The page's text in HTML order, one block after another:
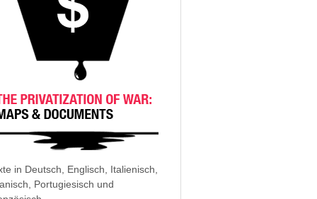
in Deutsch, Englisch, Italienisch,
Portugiesisch und